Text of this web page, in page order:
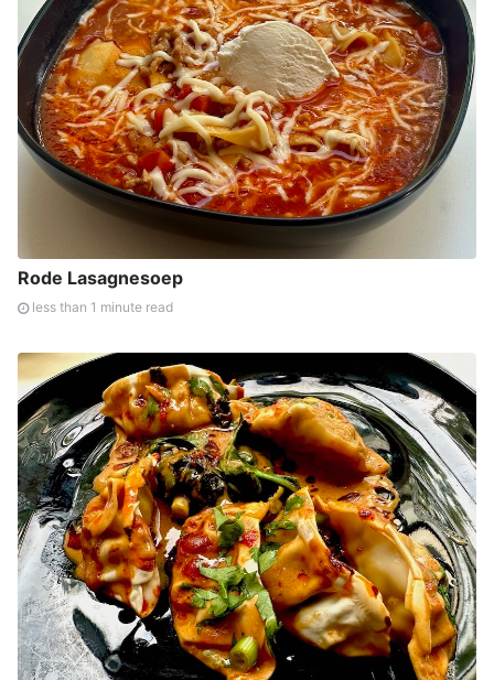
Rode Lasagnesoep
less than 1 minute read